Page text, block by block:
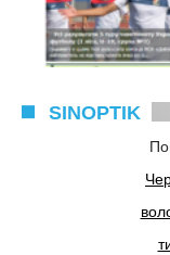
SINOPTIK